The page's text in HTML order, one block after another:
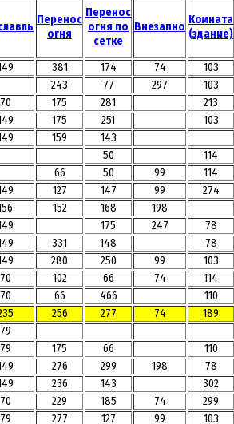
Перенос
огня
Перенос
огня по
сетке
Внезапно
Комната
(здание)
381 174 74 103
243 77 297 103
70 175 281 213
175 251 103
159 143
50
114
66 50 99 114
127 147 99 274
152 168 198
175 247 78
331 148 78
280 250 99 103
70 102 66 74 114
70 66 466 110
256 277 74 189
79
79 175 66 110
276 299 198 78
236 143 302
70 229 185 74 299
79 277 127 99 103